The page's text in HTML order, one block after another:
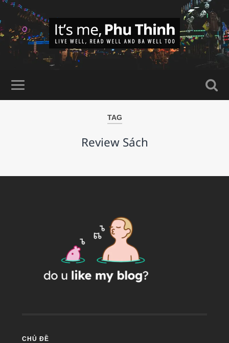
TAG
Review Sách
CHỦ ĐỀ